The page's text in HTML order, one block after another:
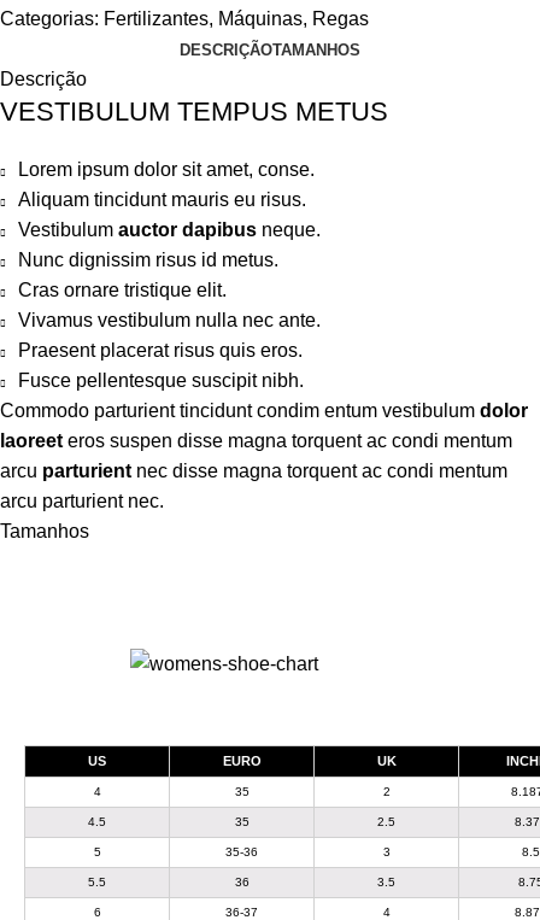
Categorias: Fertilizantes, Máquinas, Regas
DESCRIÇÃOTAMANHOS
Descrição
VESTIBULUM TEMPUS METUS
Lorem ipsum dolor sit amet, conse.
Aliquam tincidunt mauris eu risus.
Vestibulum auctor dapibus neque.
Nunc dignissim risus id metus.
Cras ornare tristique elit.
Vivamus vestibulum nulla nec ante.
Praesent placerat risus quis eros.
Fusce pellentesque suscipit nibh.
Commodo parturient tincidunt condim entum vestibulum dolor
laoreet eros suspen disse magna torquent ac condi mentum
arcu parturient nec disse magna torquent ac condi mentum
arcu parturient nec.
Tamanhos
US EURO UK
4 35 2
4.5 35 2.5
5 35-36 3 8.5
5.5 36 3.5
6 36-37 4